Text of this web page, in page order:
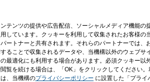
テンツの提供や広告配信、ソーシャルメディア機能の
しています。クッキーを利用して収集されたお客様の
トナーと共有されます。それらのパートナーでは、
ることで収集されるデータや、当機構以外のウェブサ
適化にも利用する場合があります。必須クッキー以
覧を続ける場合は、「OK」をクリックしてください
、当機構のプライバシーポリシー に設置した「プライ